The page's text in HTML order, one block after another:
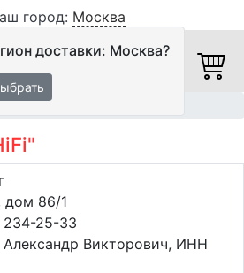
город: Москва
доставки: Москва?
дом 86/1
234-25-33
Викторович, ИНН